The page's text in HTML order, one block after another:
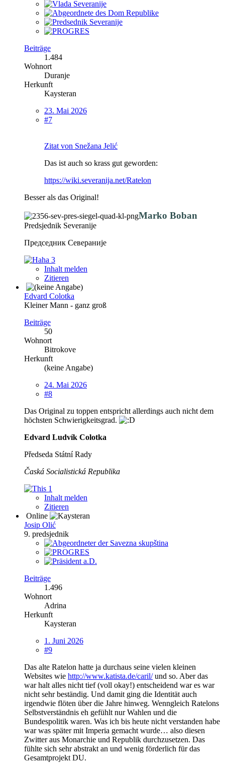
Beiträge
1.484
Wohnort
Duranje
Herkunft
Kaysteran
23. Mai 2026
#7
Zitat von Snežana Jelić
Das ist auch so krass gut geworden:
https://wiki.severanija.net/Ratelon
Besser als das Original!
Marko Boban
Predsjednik Severanije
Председник Севераније
3
Inhalt melden
Zitieren
Edvard Colotka
Kleiner Mann - ganz groß
Beiträge
50
Wohnort
Bitrokove
Herkunft
(keine Angabe)
24. Mai 2026
#8
Das Original zu toppen entspricht allerdings auch nicht dem
höchsten Schwierigkeitsgrad.
Edvard Ludvík Colotka
Předseda Státní Rady
Časká Socialistická Republika
1
Inhalt melden
Zitieren
Online
Josip Olić
9. predsjednik
Beiträge
1.496
Wohnort
Adrina
Herkunft
Kaysteran
1. Juni 2026
#9
Das alte Ratelon hatte ja durchaus seine vielen kleinen
Websites wie http://www.katista.de/caril/und so. Aber das
war halt alles nicht tief (voll okay!) entscheidend war es war
nicht sehr beständig. Und damit ging die Identität auch
irgendwie flöten über die Jahre hinweg. Wenngleich Ratelons
Selbstverständnis eh gefühlt nur Wahlen und die
Bundespolitik waren. Was ich bis heute nicht verstanden habe
war was später mit Imperia gemacht wurde… also diesen
Zwitter aus Monarchie und Republik durchzusetzen. Das
fühlte sich sehr abstrakt an und wenig förderlich für das
Gesamtprojekt DU.